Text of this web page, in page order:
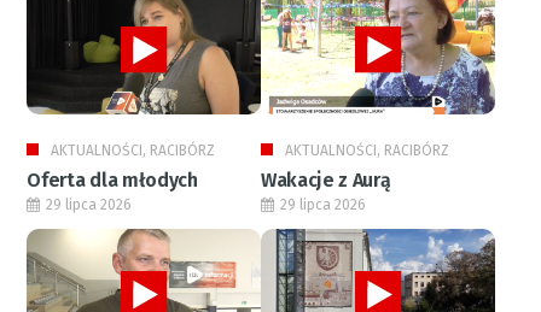
AKTUALNOŚCI, RACIBÓRZ
Oferta dla młodych
AKTUALNOŚCI, RACIBÓRZ
Wakacje z Aurą
29 lipca 2026 29 lipca 2026